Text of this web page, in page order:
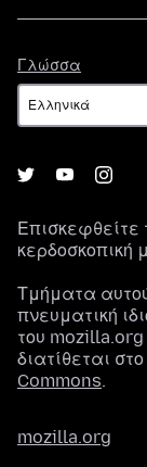
Γλώσσα
Επισκεφθείτε
κερδοσκοπική
Τμήματα
πνευματική
του
διατίθεται
Commons.
mozilla.org